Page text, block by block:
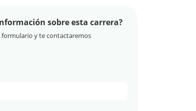
sobre esta carrera?
formulario y te contactaremos